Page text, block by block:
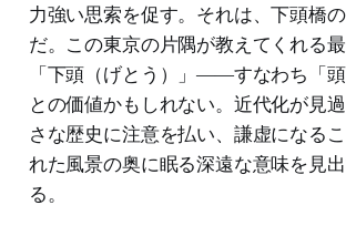
力強い思索を促す。それは、下頭橋
だ。この東京の片隅が教えてくれる最
「下頭（げとう）」――すなわち「
との価値かもしれない。近代化が見
さな歴史に注意を払い、謙虚になる
れた風景の奥に眠る深遠な意味を見
る。